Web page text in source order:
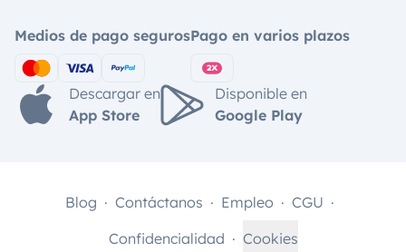
Medios de pago segurosPago en varios plazos
Descargar en
App Store
Disponible en
Google Play
Blog Contáctanos Empleo
CGU
Confidencialidad
Cookies